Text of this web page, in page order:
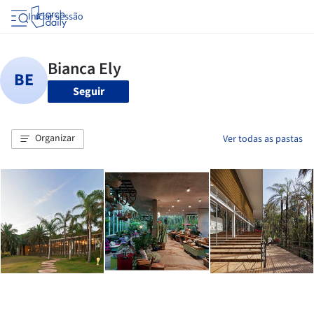
Iniciar sessão
Seguir
Organizar Ver todas as pastas